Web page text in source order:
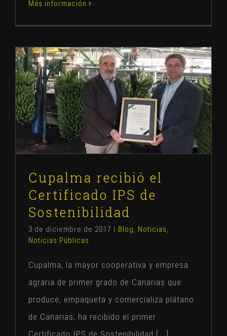
Más información
Cupalma recibió el Certificado IPS de
Sostenibilidad
Blog Noticias Noticias Públicas
Cupalma recibió el
Certificado IPS de
Sostenibilidad
3 de diciembre de 2017 | Blog Noticias
Noticias Públicas
Cupalma, la mayor cooperativa y empresa
agraria de primer grado de Canarias que
produce, empaqueta y comercializa plátano
de Canarias, ha recibido el primer
Certificado IPS de Sostenibilidad [...]